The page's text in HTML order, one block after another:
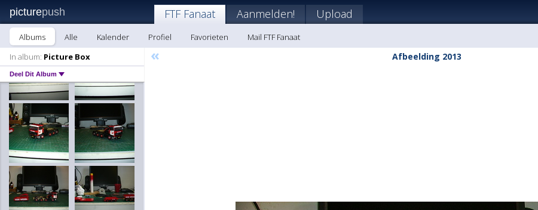
picturepush FTF Fanaat Aanmelden! Upload
Albums Alle Kalender Profiel Favorieten
Mail FTF Fanaat
In album: Picture Box
Deel Dit Album
« Afbeelding 2013